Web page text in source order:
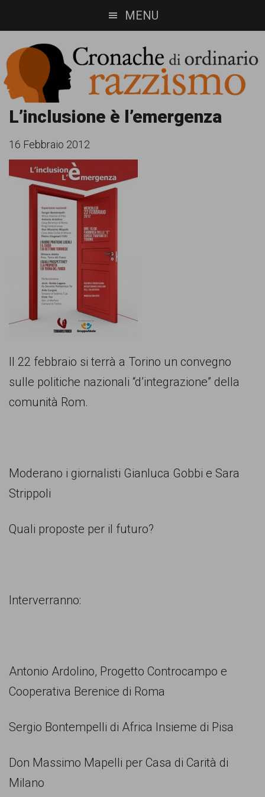
to
main
content
to
footer
MENU
Cronache
di
ordinario
razzismo
Cronachediordinariorazzismo.org
un
sito
informazione,
approfondimento
comunicazione
specificamente
fenomeno
razzismo
collaborazione
persone,
movimenti
per
le
opportunità
L’inclusione è l’emergenza
16 Febbraio 2012
Il 22 febbraio si terrà a Torino un convegno
sulle politiche nazionali “d’integrazione” della
comunità Rom.
Moderano i giornalisti Gianluca Gobbi e Sara
Strippoli
Quali proposte per il futuro?
Interverranno:
Antonio Ardolino, Progetto Controcampo e
Cooperativa Berenice di Roma
Sergio Bontempelli di Africa Insieme di Pisa
Don Massimo Mapelli per Casa di Carità di
Milano